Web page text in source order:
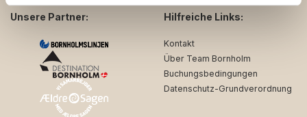
Unsere Partner: Hilfreiche Links:
Kontakt
Über Team Bornholm
Buchungsbedingungen
Datenschutz-Grundverordnung